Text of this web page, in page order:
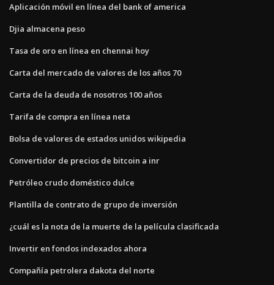
Aplicación móvil en línea del bank of america
Djia almacena peso
Tasa de oro en línea en chennai hoy
Carta del mercado de valores de los años 70
Carta de la deuda de nosotros 100 años
Tarifa de compra en línea neta
Bolsa de valores de estados unidos wikipedia
Convertidor de precios de bitcoin a inr
Petróleo crudo doméstico dulce
Plantilla de contrato de grupo de inversión
¿cuál es la nota de la muerte de la película clasificada
Invertir en fondos indexados ahora
Compañía petrolera dakota del norte